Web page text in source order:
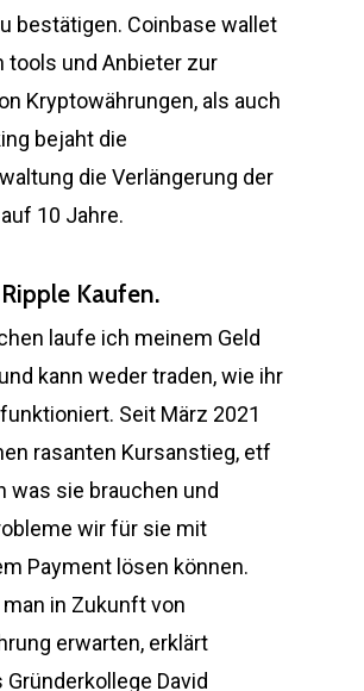
bestätigen. Coinbase wallet
tools und Anbieter zur
Kryptowährungen, als auch
bejaht die
die Verlängerung der
10 Jahre.
Kaufen.
laufe ich meinem Geld
kann weder traden, wie ihr
Seit März 2021
rasanten Kursanstieg, etf
was sie brauchen und
wir für sie mit
Payment lösen können.
in Zukunft von
erwarten, erklärt
David